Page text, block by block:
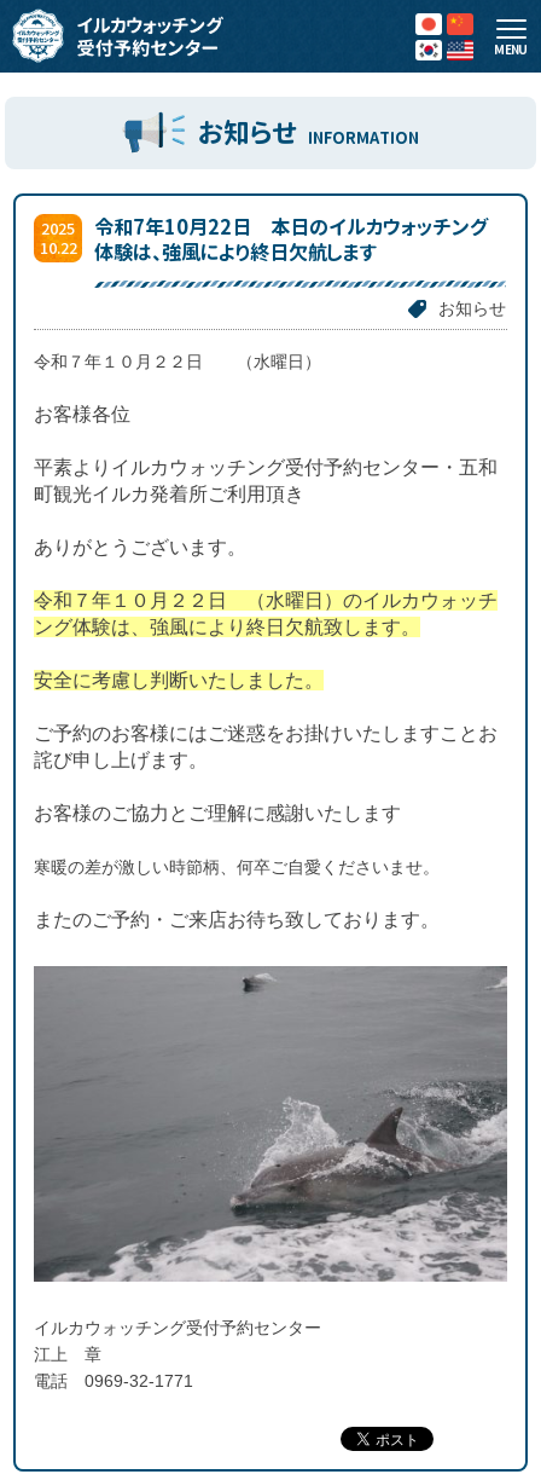
MENU
お知らせ INFORMATION
2025
10.22
令和7年10月22日 本日のイルカウォッチング
体験は、強風により終日欠航します
お知らせ
令和７年１０月２２日 （水曜日）
お客様各位
平素よりイルカウォッチング受付予約センター・五和
町観光イルカ発着所ご利用頂き
ありがとうございます。
令和７年１０月２２日 （水曜日）のイルカウォッチ
ング体験は、強風により終日欠航致します。
安全に考慮し判断いたしました。
ご予約のお客様にはご迷惑をお掛けいたしますことお
詫び申し上げます。
お客様のご協力とご理解に感謝いたします
寒暖の差が激しい時節柄、何卒ご自愛くださいませ。
またのご予約・ご来店お待ち致しております。
イルカウォッチング受付予約センター
江上 章
電話 0969-32-1771